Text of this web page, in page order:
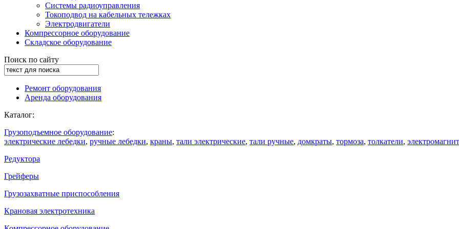
Системы радиоуправления
Токоподвод на кабельных тележках
Электродвигатели
Компрессорное оборудование
Складское оборудование
Поиск по сайту
Ремонт оборудования
Аренда оборудования
Каталог:
Грузоподъемное оборудование:
электрические лебедки, ручные лебедки, краны, тали электрические, тали ручные, домкраты, тормоза, толкатели,
Редуктора
Грейферы
Грузозахватные приспособления
Крановая электротехника